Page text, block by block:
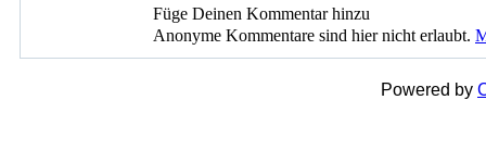
Füge Deinen Kommentar hinzu
Anonyme Kommentare sind hier nicht erlaubt.
Powered by